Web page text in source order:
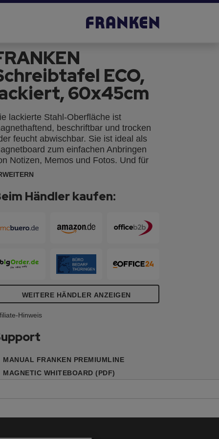
ECO,
60x45cm
lackierte Stahl-Oberfläche ist
beschriftbar und trocken
feucht abwischbar. Sie ist ideal als
zum einfachen Anbringen
Notizen, Memos und Fotos. Und für
Notizen durch FRANKEN
Silbereloxierter
inkl. Ablageschale und
oder durch die
Schrauben und Dübel). Die
kann wahlweise im Hoch- oder
erfolgen.
Händler kaufen:
WEITERE HÄNDLER ANZEIGEN
Hinweis
MANUAL FRANKEN PREMIUMLINE
MAGNETIC WHITEBOARD (PDF)